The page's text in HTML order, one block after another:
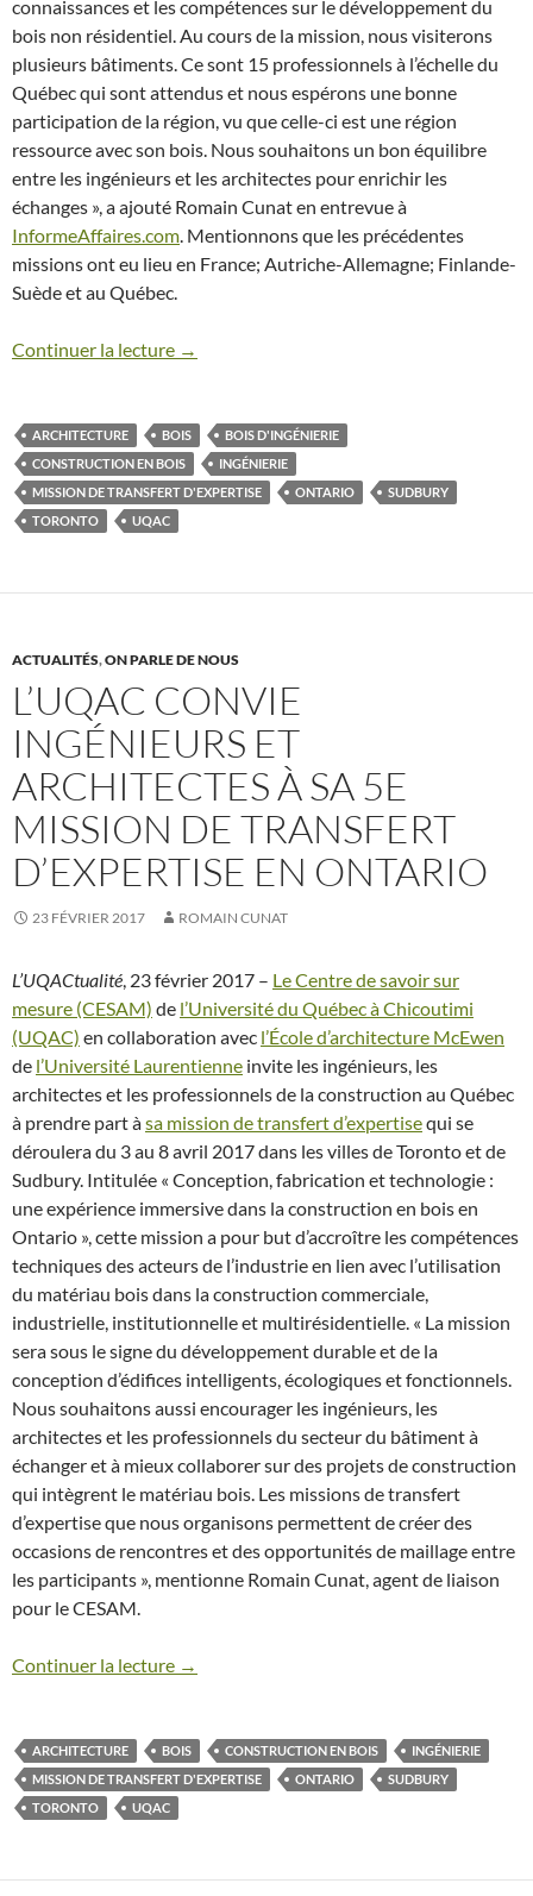
connaissances et les compétences sur le développement du
bois non résidentiel. Au cours de la mission, nous visiterons
plusieurs bâtiments. Ce sont 15 professionnels à l’échelle du
Québec qui sont attendus et nous espérons une bonne
participation de la région, vu que celle-ci est une région
ressource avec son bois. Nous souhaitons un bon équilibre
entre les ingénieurs et les architectes pour enrichir les
échanges », a ajouté Romain Cunat en entrevue à
InformeAffaires.com . Mentionnons que les précédentes
missions ont eu lieu en France; Autriche-Allemagne; Finlande-
Suède et au Québec.
Continuer la lecture →
ARCHITECTURE BOIS
BOIS D'INGÉNIERIE
CONSTRUCTION EN BOIS
INGÉNIERIE
MISSION DE TRANSFERT D'EXPERTISE
ONTARIO
SUDBURY
TORONTO
UQAC
ACTUALITÉS,ON PARLE DE NOUS
L’UQAC CONVIE
INGÉNIEURS ET
ARCHITECTES À SA 5E
MISSION DE TRANSFERT
D’EXPERTISE EN ONTARIO
23 FÉVRIER 2017 ROMAIN CUNAT
L’UQACtualité , 23 février 2017 – Le Centre de savoir sur
mesure (CESAM) de l’Université du Québec à Chicoutimi
(UQAC) en collaboration avec l’École d’architecture McEwen
de l’Université Laurentienne invite les ingénieurs, les
architectes et les professionnels de la construction au Québec
à prendre part àsa mission de transfert d’expertisequi se
déroulera du 3 au 8 avril 2017 dans les villes de Toronto et de
Sudbury. Intitulée « Conception, fabrication et technologie :
une expérience immersive dans la construction en bois en
Ontario », cette mission a pour but d’accroître les compétences
techniques des acteurs de l’industrie en lien avec l’utilisation
du matériau bois dans la construction commerciale,
industrielle, institutionnelle et multirésidentielle. « La mission
sera sous le signe du développement durable et de la
conception d’édifices intelligents, écologiques et fonctionnels.
Nous souhaitons aussi encourager les ingénieurs, les
architectes et les professionnels du secteur du bâtiment à
échanger et à mieux collaborer sur des projets de construction
qui intègrent le matériau bois. Les missions de transfert
d’expertise que nous organisons permettent de créer des
occasions de rencontres et des opportunités de maillage entre
les participants », mentionne Romain Cunat, agent de liaison
pour le CESAM.
Continuer la lecture →
ARCHITECTURE BOIS CONSTRUCTION EN BOIS
INGÉNIERIE
MISSION DE TRANSFERT D'EXPERTISE
ONTARIO
SUDBURY
TORONTO
UQAC